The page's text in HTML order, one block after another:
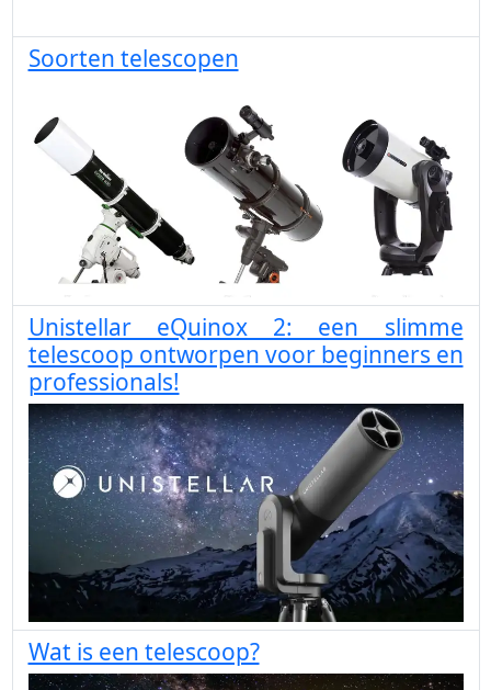
Soorten telescopen
Unistellar eQuinox 2: een slimme
telescoop ontworpen voor beginners en
professionals!
Wat is een telescoop?